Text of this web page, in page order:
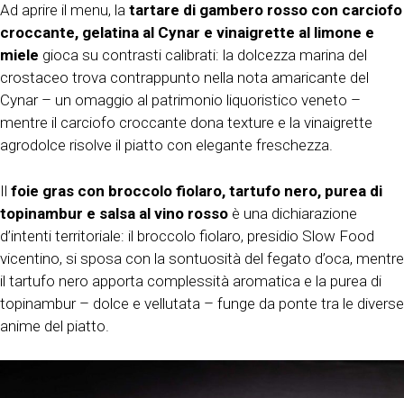
Ad aprire il menu, la tartare di gambero rosso con carciofo
croccante, gelatina al Cynar e vinaigrette al limone e
miele gioca su contrasti calibrati: la dolcezza marina del
crostaceo trova contrappunto nella nota amaricante del
Cynar – un omaggio al patrimonio liquoristico veneto –
mentre il carciofo croccante dona texture e la vinaigrette
agrodolce risolve il piatto con elegante freschezza.
Il foie gras con broccolo fiolaro, tartufo nero, purea di
topinambur e salsa al vino rosso è una dichiarazione
d’intenti territoriale: il broccolo fiolaro, presidio Slow Food
vicentino, si sposa con la sontuosità del fegato d’oca, mentre
il tartufo nero apporta complessità aromatica e la purea di
topinambur – dolce e vellutata – funge da ponte tra le diverse
anime del piatto.